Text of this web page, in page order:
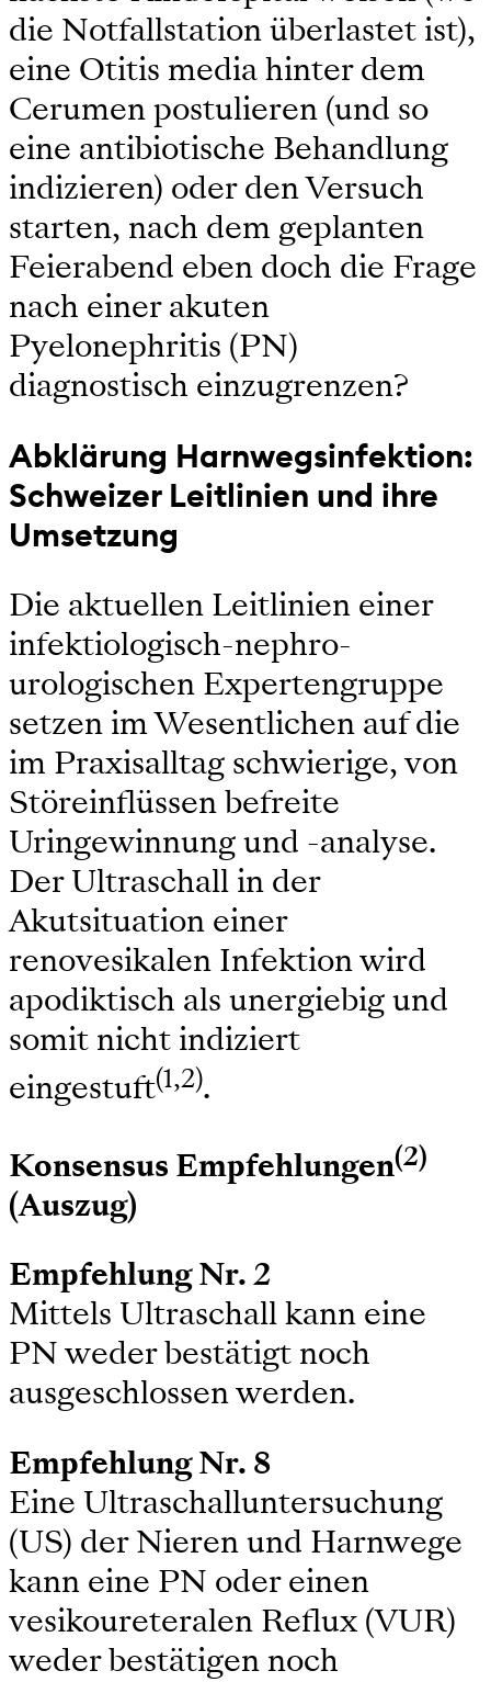
die Notfallstation überlastet ist),
eine Otitis media hinter dem
Cerumen postulieren (und so
eine antibiotische Behandlung
indizieren) oder den Versuch
starten, nach dem geplanten
Feierabend eben doch die Frage
nach einer akuten
Pyelonephritis (PN)
diagnostisch einzugrenzen?
Abklärung Harnwegsinfektion:
Schweizer Leitlinien und ihre
Umsetzung
Die aktuellen Leitlinien einer
infektiologisch-nephro-
urologischen Expertengruppe
setzen im Wesentlichen auf die
im Praxisalltag schwierige, von
Störeinflüssen befreite
Uringewinnung und -analyse.
Der Ultraschall in der
Akutsituation einer
renovesikalen Infektion wird
apodiktisch als unergiebig und
somit nicht indiziert
eingestuft(1,2).
Konsensus Empfehlungen(2)
(Auszug)
Empfehlung Nr. 2
Mittels Ultraschall kann eine
PN weder bestätigt noch
ausgeschlossen werden.
Empfehlung Nr. 8
Eine Ultraschalluntersuchung
(US) der Nieren und Harnwege
kann eine PN oder einen
vesikoureteralen Reflux (VUR)
weder bestätigen noch